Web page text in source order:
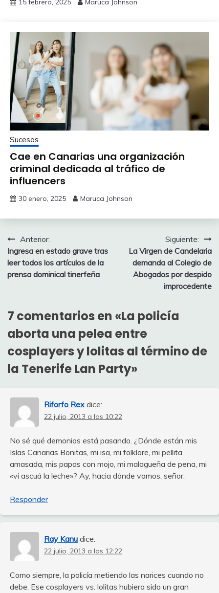
15 febrero, 2025 Maruca Johnson
Sucesos
Cae en Canarias una organización
criminal dedicada al tráfico de
influencers
30 enero, 2025 Maruca Johnson
Navegación
de
entradas
Anterior:
Ingresa en estado grave tras
leer todos los artículos de la
prensa dominical tinerfeña
Siguiente:
La Virgen de Candelaria
demanda al Colegio de
Abogados por despido
improcedente
7 comentarios en «La policía
aborta una pelea entre
cosplayers y lolitas al término de
la Tenerife Lan Party»
Riforfo Rex dice:
22 julio, 2013 a las 10:22
No sé qué demonios está pasando. ¿Dónde están mis
Islas Canarias Bonitas, mi isa, mi folklore, mi pellita
amasada, mis papas con mojo, mi malagueña de pena, mi
«vi ascuá la leche»? Ay, hacia dónde vamos, señor.
Responder
Ray Kanu dice:
22 julio, 2013 a las 12:22
Como siempre, la policía metiendo las narices cuando no
debe. Ese cosplayers vs. lolitas hubiera sido un gran